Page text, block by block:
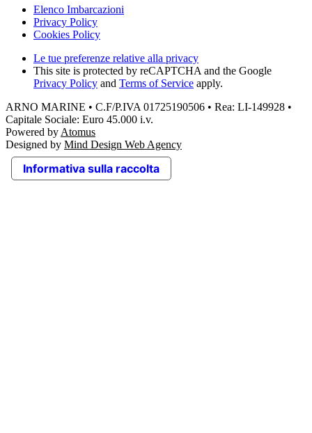
Elenco Imbarcazioni
Privacy Policy
Cookies Policy
Le tue preferenze relative alla privacy
This site is protected by reCAPTCHA and the Google
Privacy Policy and Terms of Service apply.
ARNO MARINE • C.F/P.IVA 01725190506 • Rea: LI-149928 •
Capitale Sociale: Euro 45.000 i.v.
Powered byAtomus
Designed by Mind Design Web Agency
Informativa sulla raccolta